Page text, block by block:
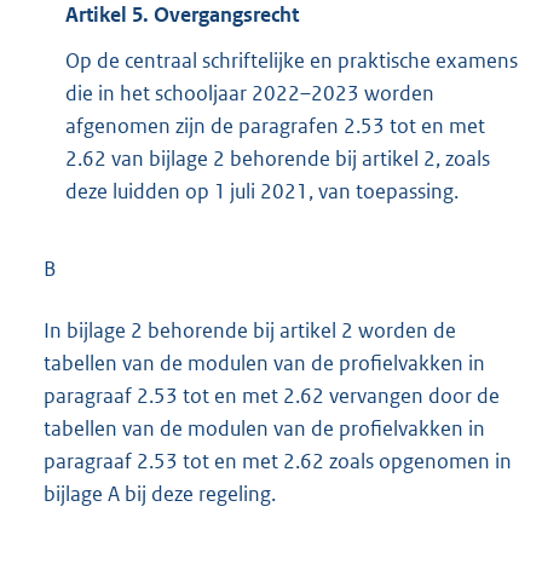
Artikel 5. Overgangsrecht
Op de centraal schriftelijke en praktische examens
die in het schooljaar 2022–2023 worden
afgenomen zijn de paragrafen 2.53 tot en met
2.62 van bijlage 2 behorende bij artikel 2, zoals
deze luidden op 1 juli 2021, van toepassing.
B
In bijlage 2 behorende bij artikel 2 worden de
tabellen van de modulen van de profielvakken in
paragraaf 2.53 tot en met 2.62 vervangen door de
tabellen van de modulen van de profielvakken in
paragraaf 2.53 tot en met 2.62 zoals opgenomen in
bijlage A bij deze regeling.